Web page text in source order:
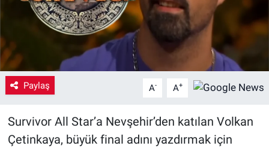
Paylaş A- A+
Survivor All Star’a Nevşehir’den katılan Volkan
Çetinkaya, büyük final adını yazdırmak için